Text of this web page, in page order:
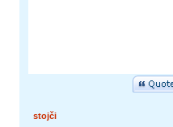
stojči